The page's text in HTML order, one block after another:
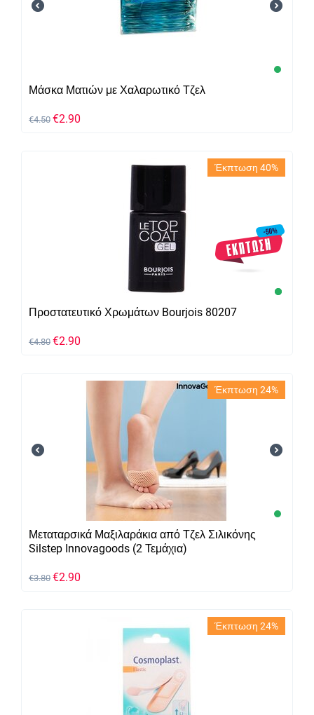
Μάσκα Ματιών με Χαλαρωτικό Τζελ
€4.50 €2.90
Έκπτωση 40%
Προστατευτικό Χρωμάτων Bourjois 80207
€4.80 €2.90
Έκπτωση 24%
Μεταταρσικά Μαξιλαράκια από Τζελ Σιλικόνης
Silstep Innovagoods (2 Τεμάχια)
€3.80 €2.90
Έκπτωση 24%